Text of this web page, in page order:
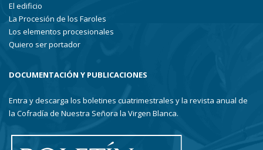
El edificio
La Procesión de los Faroles
Los elementos procesionales
Quiero ser portador
DOCUMENTACIÓN Y PUBLICACIONES
Entra y descarga los boletines cuatrimestrales y la revista anual de
la Cofradía de Nuestra Señora la Virgen Blanca.